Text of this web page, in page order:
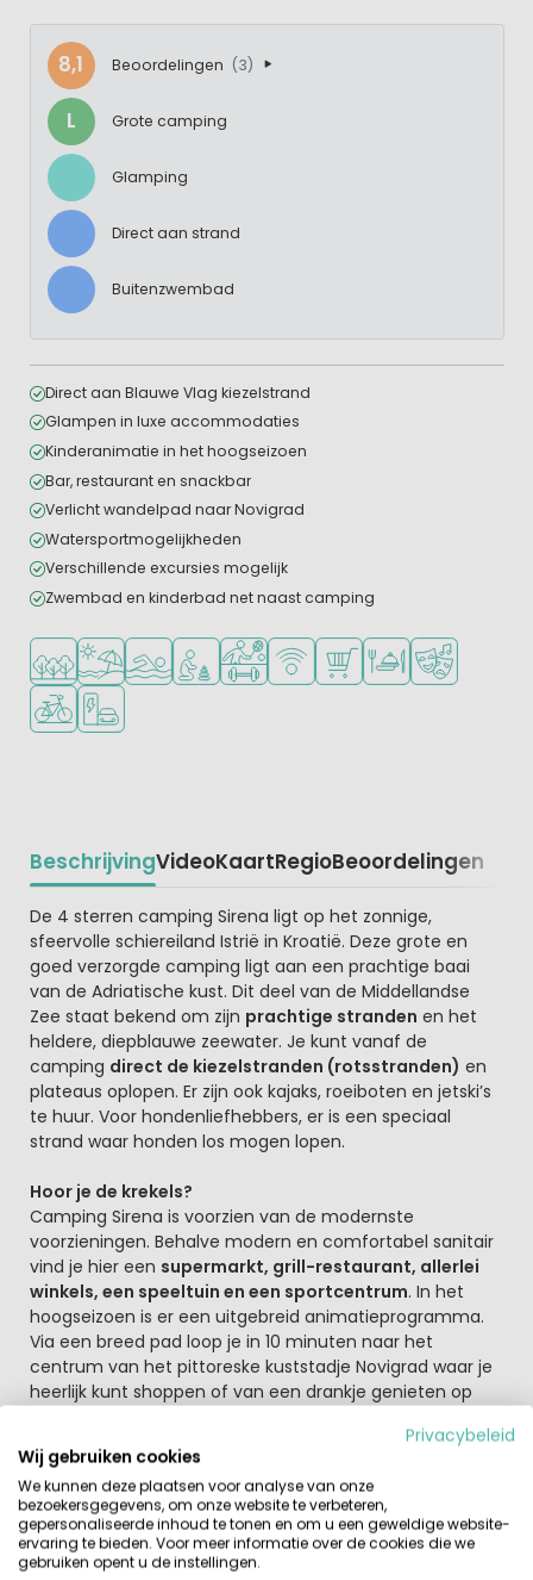
8,1 Beoordelingen (3)
L Grote camping
Glamping
Direct aan strand
Buitenzwembad
Direct aan Blauwe Vlag kiezelstrand
Glampen in luxe accommodaties
Kinderanimatie in het hoogseizoen
Bar, restaurant en snackbar
Verlicht wandelpad naar Novigrad
Watersportmogelijkheden
Verschillende excursies mogelijk
Zwembad en kinderbad net naast camping
Ligt in een bosrijke omgeving
Ligt bij strand en zee
Openlucht zwembad
Aanbevolen voor jonge kinderen
Veel mogelijkheden om te sporten
WiFi beschikbaar
Campingwinkel/
Restaurant of
FietsverhuurLaadpaal elektrische auto
BeschrijvingVideoKaartRegioBeoordelingen
Beschrijving
De 4 sterren camping Sirena ligt op het zonnige,
sfeervolle schiereiland Istrië in Kroatië. Deze grote en
goed verzorgde camping ligt aan een prachtige baai
van de Adriatische kust. Dit deel van de Middellandse
Zee staat bekend om zijn prachtige stranden en het
heldere, diepblauwe zeewater. Je kunt vanaf de
camping direct de kiezelstranden (rotsstranden) en
plateaus oplopen. Er zijn ook kajaks, roeiboten en jetski’s
te huur. Voor hondenliefhebbers, er is een speciaal
strand waar honden los mogen lopen.
Hoor je de krekels?
Camping Sirena is voorzien van de modernste
voorzieningen. Behalve modern en comfortabel sanitair
vind je hier een supermarkt, grill-restaurant, allerlei
winkels, een speeltuin en een sportcentrum. In het
hoogseizoen is er een uitgebreid animatieprogramma.
Via een breed pad loop je in 10 minuten naar het
centrum van het pittoreske kuststadje Novigrad waar je
heerlijk kunt shoppen of van een drankje genieten op
De camping heeft verschillende sportfaciliteiten zoals
tennis, tafeltennis, minigolf, volleybal, basketbal en
voetbal. Je kunt ook fietsen en waterfietsen huren. Op
het terrein bevinden zich een supermarkt, wasserette en
geldautomaat.
Privacybeleid
Wij gebruiken cookies
We kunnen deze plaatsen voor analyse van onze
bezoekersgegevens, om onze website te verbeteren,
gepersonaliseerde inhoud te tonen en om u een geweldige website-
ervaring te bieden. Voor meer informatie over de cookies die we
gebruiken opent u de instellingen.